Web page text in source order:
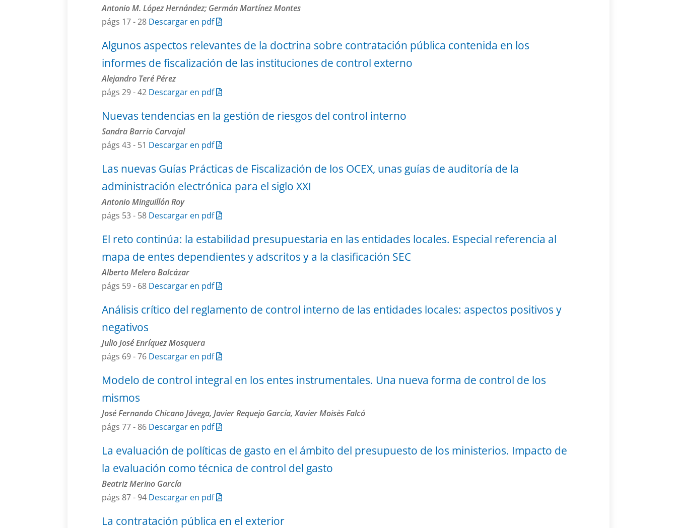
Antonio M. López Hernández; Germán Martínez Montes
págs 17 - 28 Descargar en pdf
Algunos aspectos relevantes de la doctrina sobre contratación pública contenida en los
informes de fiscalización de las instituciones de control externo
Alejandro Teré Pérez
págs 29 - 42 Descargar en pdf
Nuevas tendencias en la gestión de riesgos del control interno
Sandra Barrio Carvajal
págs 43 - 51 Descargar en pdf
Las nuevas Guías Prácticas de Fiscalización de los OCEX, unas guías de auditoría de la
administración electrónica para el siglo XXI
Antonio Minguillón Roy
págs 53 - 58 Descargar en pdf
El reto continúa: la estabilidad presupuestaria en las entidades locales. Especial referencia al
mapa de entes dependientes y adscritos y a la clasificación SEC
Alberto Melero Balcázar
págs 59 - 68 Descargar en pdf
Análisis crítico del reglamento de control interno de las entidades locales: aspectos positivos y
negativos
Julio José Enríquez Mosquera
págs 69 - 76 Descargar en pdf
Modelo de control integral en los entes instrumentales. Una nueva forma de control de los
mismos
José Fernando Chicano Jávega, Javier Requejo García, Xavier Moisès Falcó
págs 77 - 86 Descargar en pdf
La evaluación de políticas de gasto en el ámbito del presupuesto de los ministerios. Impacto de
la evaluación como técnica de control del gasto
Beatriz Merino García
págs 87 - 94 Descargar en pdf
La contratación pública en el exterior